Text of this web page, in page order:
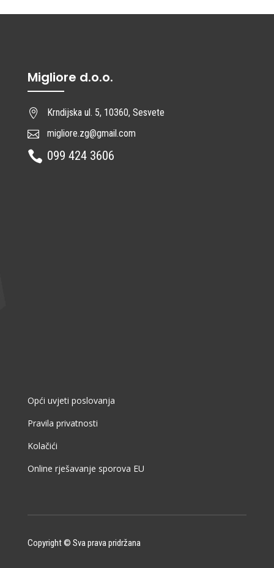
Migliore d.o.o.

Krndijska ul. 5, 10360, Sesvete

migliore.zg@gmail.com
 099 424 3606
Opći uvjeti poslovanja
Pravila privatnosti
Kolačići
Online rješavanje sporova EU
Copyright © Sva prava pridržana